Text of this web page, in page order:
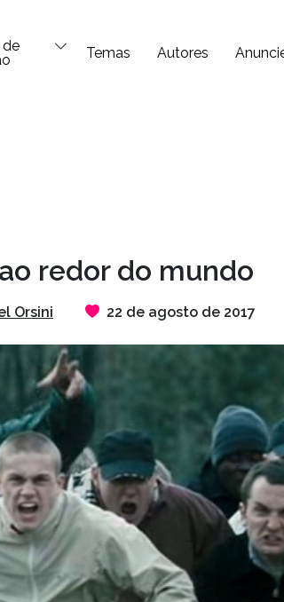
de
Temas Autores
redor do mundo
Orsini 22 de agosto de 2017